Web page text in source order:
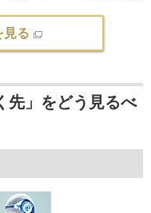
見る
先」をどう見るべ